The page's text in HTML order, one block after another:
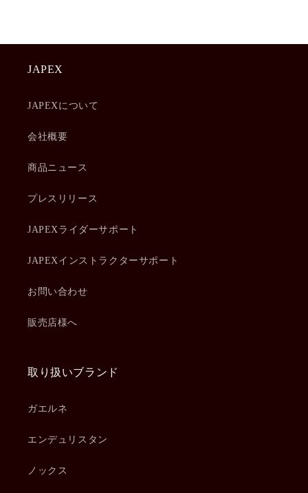
JAPEX
JAPEXについて
会社概要
商品ニュース
プレスリリース
JAPEXライダーサポート
JAPEXインストラクターサポート
お問い合わせ
販売店様へ
取り扱いブランド
ガエルネ
エンデュリスタン
ノックス